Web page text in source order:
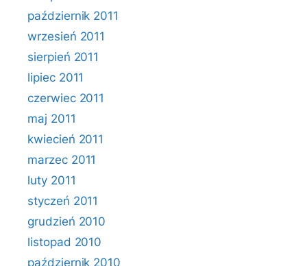
październik 2011
wrzesień 2011
sierpień 2011
lipiec 2011
czerwiec 2011
maj 2011
kwiecień 2011
marzec 2011
luty 2011
styczeń 2011
grudzień 2010
listopad 2010
październik 2010